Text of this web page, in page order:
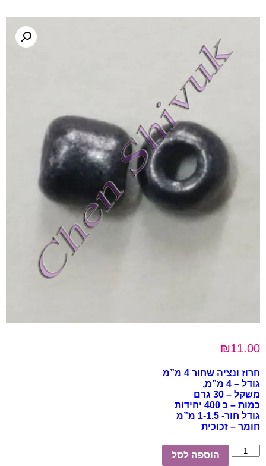
₪11.00
חרוז ונציה שחור 4 מ”מ
גודל – 4 מ”מ,
משקל – 30 גרם
כמות – כ 400 יחידות
גודל חור- 1-1.5 מ”מ
חומר – זכוכית
כמות
של
הוספה לסל